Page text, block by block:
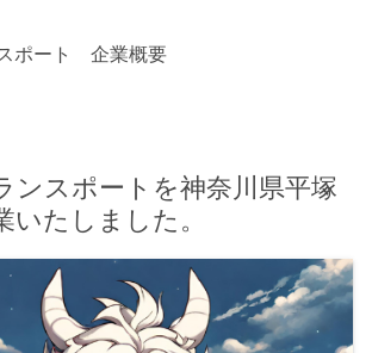
ポート 企業概要
ンスポートを神奈川県平塚
いたしました。